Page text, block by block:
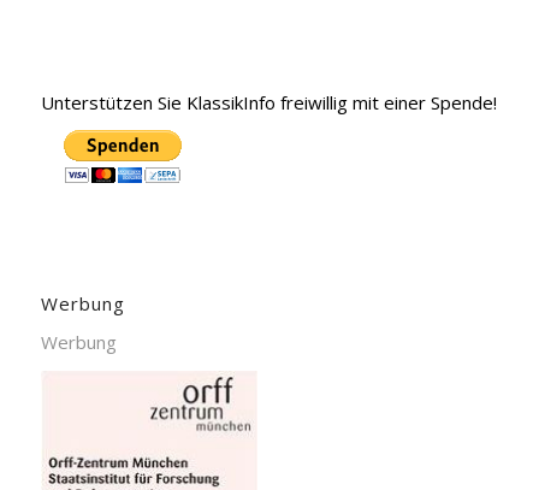
Unterstützen Sie KlassikInfo freiwillig mit einer Spende!
Werbung
Werbung